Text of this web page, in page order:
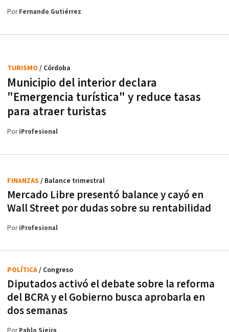
PorFernando Gutiérrez
Municipio del interior declara
"Emergencia turística" y reduce tasas
para atraer turistas
TURISMO / Córdoba
PoriProfesional
Mercado Libre presentó balance y cayó en
Wall Street por dudas sobre su rentabilidad
FINANZAS / Balance trimestral
PoriProfesional
Diputados activó el debate sobre la reforma
del BCRA y el Gobierno busca aprobarla en
dos semanas
POLÍTICA/ Congreso